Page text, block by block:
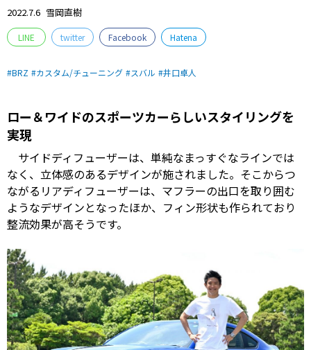
2022.7.6 雪岡直樹
LINE twitter Facebook Hatena
BRZ カスタム/チューニング スバル 井口卓人
ロー＆ワイドのスポーツカーらしいスタイリングを
実現
サイドディフューザーは、単純なまっすぐなラインでは
なく、立体感のあるデザインが施されました。そこからつ
ながるリアディフューザーは、マフラーの出口を取り囲む
ようなデザインとなったほか、フィン形状も作られており
整流効果が高そうです。